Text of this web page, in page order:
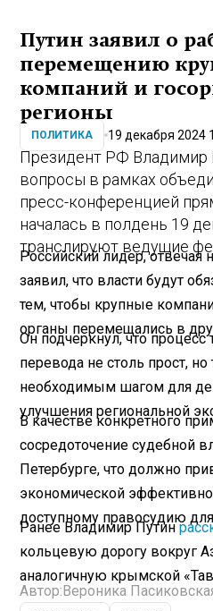
Путин заявил о
перемещению
компаний и
регионы
ПОЛИТИКА 19 декабря 2024
Президент РФ Владимир
вопросы в рамках
пресс-конференцией
началась в полдень 19
транслируют ведущие
Российский лидер, отвечая
заявил, что власти будут
тем, чтобы крупные
органы перемещались в
Он подчеркнул, что
перевода не столь прост,
необходимым шагом для
улучшения региональной
В качестве конкретного
сосредоточение судебной
Петербурге, что должно
экономической
доступному правосудию
Ранее Владимир Путин
кольцевую дорогу вокруг
аналогичную крымской
Автор: Вероника